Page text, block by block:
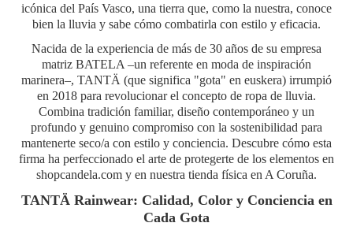
icónica del País Vasco, una tierra que, como la nuestra, conoce
bien la lluvia y sabe cómo combatirla con estilo y eficacia.
Nacida de la experiencia de más de 30 años de su empresa
matriz BATELA –un referente en moda de inspiración
marinera–, TANTÄ (que significa "gota" en euskera) irrumpió
en 2018 para revolucionar el concepto de ropa de lluvia.
Combina tradición familiar, diseño contemporáneo y un
profundo y genuino compromiso con la sostenibilidad para
mantenerte seco/a con estilo y conciencia. Descubre cómo esta
firma ha perfeccionado el arte de protegerte de los elementos en
shopcandela.com y en nuestra tienda física en A Coruña.
TANTÄ Rainwear: Calidad, Color y Conciencia en
Cada Gota